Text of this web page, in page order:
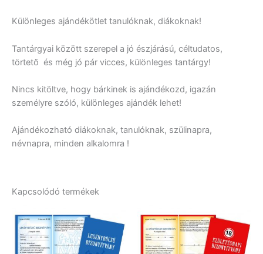
Különleges ajándékötlet tanulóknak, diákoknak!
Tantárgyai között szerepel a jó észjárású, céltudatos,
törtető és még jó pár vicces, különleges tantárgy!
Nincs kitöltve, hogy bárkinek is ajándékozd, igazán
személyre szóló, különleges ajándék lehet!
Ajándékozható diákoknak, tanulóknak, szülinapra,
névnapra, minden alkalomra !
Kapcsolódó termékek